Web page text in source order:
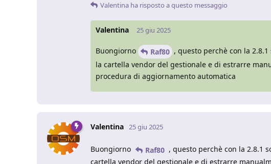
Valentina ha risposto a questo messaggio
Valentina 25 giu 2025
Buongiorno Raf80 , questo perchè con la
la cartella vendor del gestionale e di estrarre
procedura di aggiornamento automatica
Valentina 25 giu 2025
Buongiorno Raf80 , questo perchè con la 2.8.1
cartella vendor del gestionale e di estrarre